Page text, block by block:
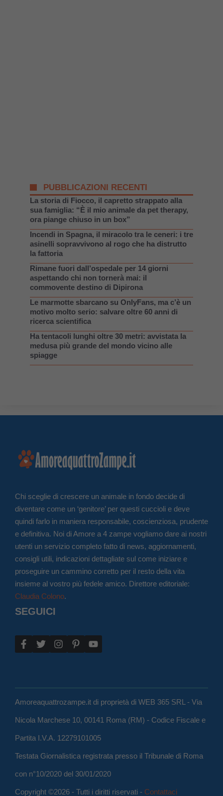
PUBBLICAZIONI RECENTI
La storia di Fiocco, il capretto strappato alla
sua famiglia: “È il mio animale da pet therapy,
ora piange chiuso in un box”
Incendi in Spagna, il miracolo tra le ceneri: i tre
asinelli sopravvivono al rogo che ha distrutto
la fattoria
Rimane fuori dall’ospedale per 14 giorni
aspettando chi non tornerà mai: il
commovente destino di Dipirona
Le marmotte sbarcano su OnlyFans, ma c’è un
motivo molto serio: salvare oltre 60 anni di
ricerca scientifica
Ha tentacoli lunghi oltre 30 metri: avvistata la
medusa più grande del mondo vicino alle
spiagge
Chi sceglie di crescere un animale in fondo decide di
diventare come un ‘genitore’ per questi cuccioli e deve
quindi farlo in maniera responsabile, coscienziosa, prudente
e definitiva. Noi di Amore a 4 zampe vogliamo dare ai nostri
utenti un servizio completo fatto di news, aggiornamenti,
consigli utili, indicazioni dettagliate sul come iniziare e
proseguire un cammino corretto per il resto della vita
insieme al vostro più fedele amico. Direttore editoriale:
Claudia Colono.
SEGUICI
Amoreaquattrozampe.it di proprietà di WEB 365 SRL - Via
Nicola Marchese 10, 00141 Roma (RM) - Codice Fiscale e
Partita I.V.A. 12279101005
Testata Giornalistica registrata presso il Tribunale di Roma
con n°10/2020 del 30/01/2020
Copyright ©2026 - Tutti i diritti riservati - Contattaci